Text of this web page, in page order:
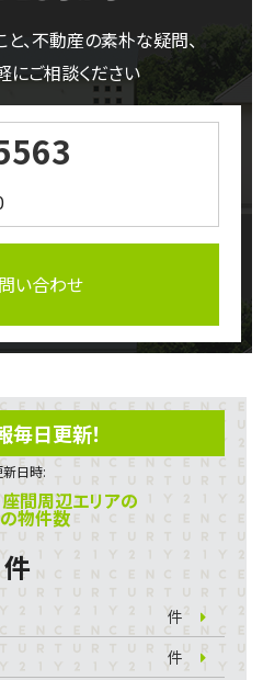
と、不動産の素朴な疑問、
にご相談ください
い合わせ
毎日更新！
新日時:
座間周辺エリアの
物件数
件
件
件